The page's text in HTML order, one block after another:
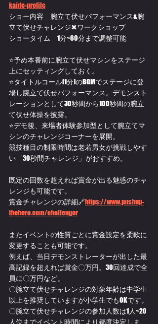
kaide-profile
ショー内容　腕立て伏せパフォーマンス&腕
立て伏せチャレンジ✖ワークショップ
ショータイム　1分~60分まで調整可能
⭐予め本番前に腕立て伏せマシンをステージ
上にセッティングしておく。
⭐タイトルコール(1分)のBGMでステージに登
場し腕立て伏せパフォーマンス。デモンスト
レーションとして30秒間から100秒間の腕立
て伏せ体操を披露。
⭐デモ後、来場者体験参加型として腕立てマ
シンのチャレンジコーナーを展開。
競技種目の制限時間は老若男女が挑戦しやす
い「30秒間チャレンジ」がおすすめ。
既定の回数を超えれば賞金が出る魅惑のチャ
レンジも可能です。
賞金チャレンジの詳細🔗https://www.pushup-
thehero.com/challenger
またイベントの性質ごとに賞金設定を柔軟に
変更することも可能です。
例えば、当日デモンストレーターが出した最
高記録を超えれば賞金〇万円。30回達成で全
員に〇万円など。
〇腕立て伏せチャレンジの対象年齢は中学生
以上を推奨していますが小学生でもOKです。
〇腕立て伏せチャレンジの参加人数は1人~20
人位までイベント時間により都度決定しま